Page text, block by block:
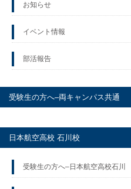
お知らせ
イベント情報
部活報告
受験生の方へ–両キャンパス共通
日本航空高校 石川校
受験生の方へ–日本航空高校石川